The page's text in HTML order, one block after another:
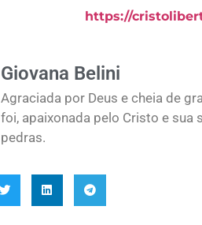
https://
Giovana Belini
Agraciada por Deus e cheia de
foi, apaixonada pelo Cristo e sua
pedras.